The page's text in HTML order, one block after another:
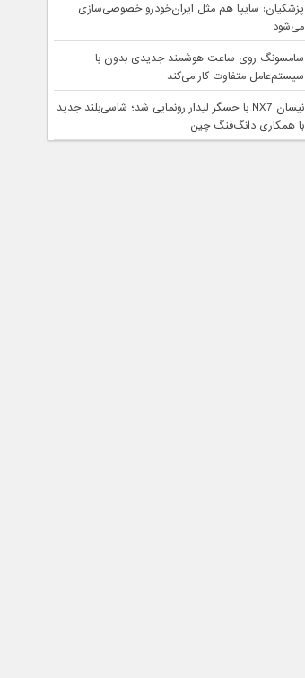
پزشکیان: سایپا هم مثل ایران‌خودرو خصوصی‌سازی
می‌شود
سامسونگ روی ساعت هوشمند جدیدی بدون با
سیستم‌عامل متفاوت کار می‌کند
نیسان NX7 با حسگر لیدار رونمایی شد؛ شاسی‌بلند جدید
با همکاری دانگ‌فنگ چین